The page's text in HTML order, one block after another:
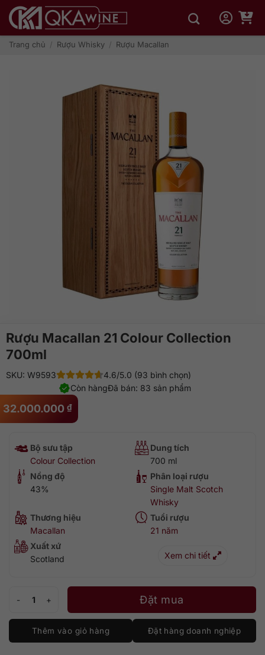
qua
dungTrang chủ / Rượu Whisky / Rượu Macallan
Rượu Macallan 21 Colour Collection
700ml
32.000.000 ₫
SKU: W9593
4.6/5.0 (93 bình chọn)
Đã bán: 83 sản phẩm
Còn hàng
Bộ sưu tập
Colour Collection
Dung tích
700 ml
Nồng độ
43%
Phân loại rượu
Single Malt Scotch
Whisky
Thương hiệu
Macallan
Tuổi rượu
21 năm
Xuất xứ
Scotland
Xem chi tiết
Rượu Macallan 21 Colour Collection 700ml số lượng
Đặt mua
Thêm vào giỏ hàng Đặt hàng doanh nghiệp